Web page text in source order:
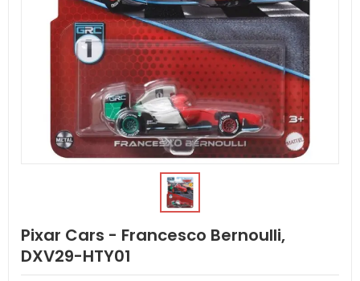
Pixar Cars - Francesco Bernoulli,
DXV29-HTY01